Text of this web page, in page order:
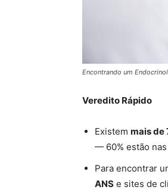
Encontrando um
Veredito Rápido
Existem mais de
— 60% estão
Para encontrar
ANS e sites de